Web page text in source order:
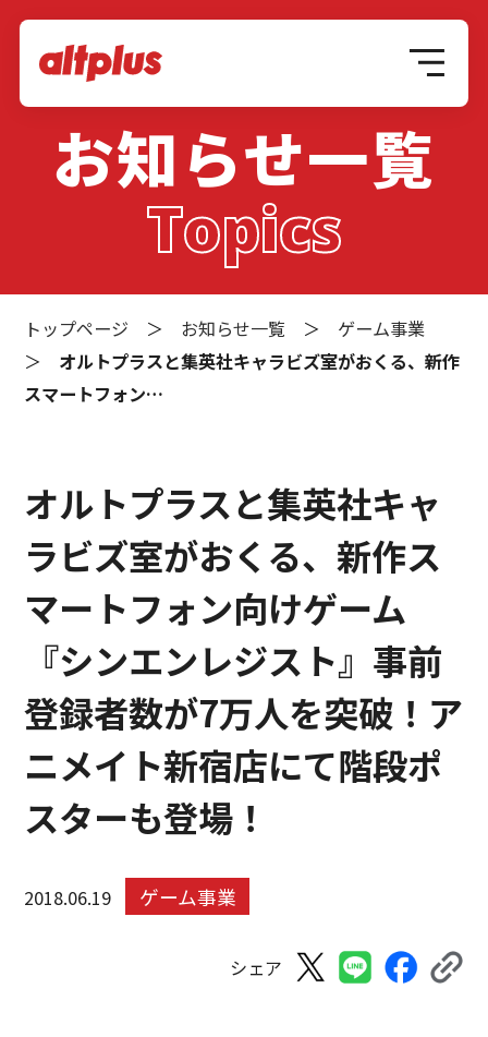
お知らせ一覧
Topics
トップページ ＞ お知らせ一覧 ＞ ゲーム事業
＞ オルトプラスと集英社キャラビズ室がおくる、新作
スマートフォン…
オルトプラスと集英社キャ
ラビズ室がおくる、新作ス
マートフォン向けゲーム
『シンエンレジスト』事前
登録者数が7万人を突破！ア
ニメイト新宿店にて階段ポ
スターも登場！
2018.06.19 ゲーム事業
シェア